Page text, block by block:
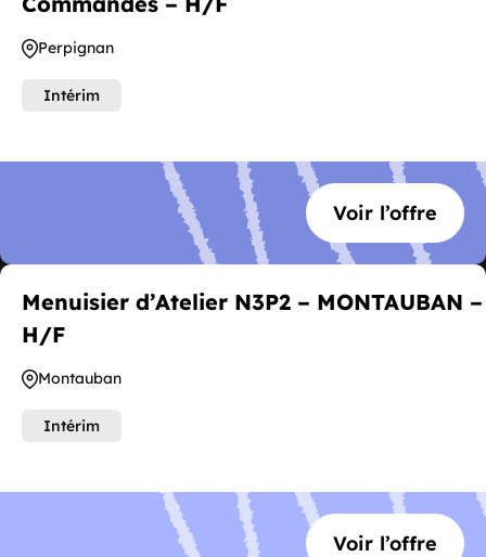
Perpignan
Intérim
Voir l’offre
Menuisier d’Atelier N3P2 – MONTAUBAN –
H/F
Montauban
Intérim
Voir l’offre